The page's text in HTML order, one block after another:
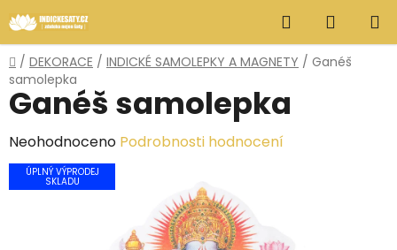
na
obsah
Hledat
KOŠÍK
Domů
/ DEKORACE / INDICKÉ SAMOLEPKY A MAGNETY / Ganéš
samolepka
Ganéš samolepka
Průměrné
hodnocení
produktu
Neohodnoceno Podrobnosti hodnocení
ÚPLNÝ VÝPRODEJ
SKLADU